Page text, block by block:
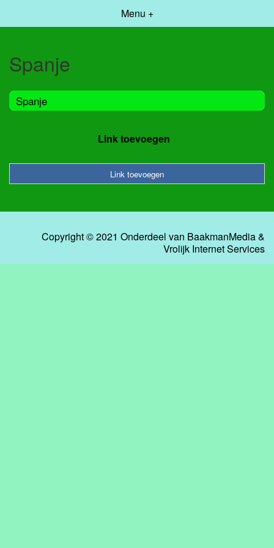
Menu +
Spanje
Spanje
Link toevoegen
Link toevoegen
Copyright © 2021 Onderdeel van BaakmanMedia&
Vrolijk Internet Services